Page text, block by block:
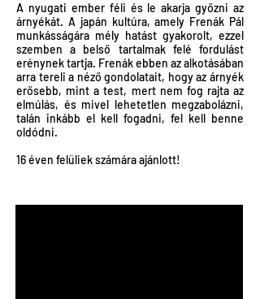
A nyugati ember féli és le akarja győzni az
árnyékát. A japán kultúra, amely Frenák Pál
munkásságára mély hatást gyakorolt, ezzel
szemben a belső tartalmak felé fordulást
erénynek tartja. Frenák ebben az alkotásában
arra tereli a néző gondolatait, hogy az árnyék
erősebb, mint a test, mert nem fog rajta az
elmúlás, és mivel lehetetlen megzabolázni,
talán inkább el kell fogadni, fel kell benne
oldódni.
16 éven felüliek számára ajánlott!